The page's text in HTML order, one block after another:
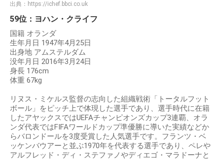
出典： https://ichef.bbci.co.uk
59位：ヨハン・クライフ
国籍 オランダ
生年月日 1947年4月25日
出身地 アムステルダム
没年月日 2016年3月24日
身長 176cm
体重 67kg
リヌス・ミケルス監督の志向した組織戦術「トータルフット
ボール」をピッチ上で体現した選手であり、選手時代に在籍
したアヤックスではUEFAチャンピオンズカップ3連覇、オラ
ンダ代表ではFIFAワールドカップ準優勝に導いた実績などか
らバロンドールを3度受賞した人気選手です。フランツ・ベ
ッケンバウアーと並ぶ1970年を代表する選手であり、ペレや
アルフレッド・ディ・ステファノやディエゴ・マラドーナと